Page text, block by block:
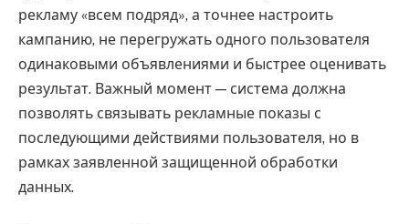
рекламу «всем подряд», а точнее настроить
кампанию, не перегружать одного пользователя
одинаковыми объявлениями и быстрее оценивать
результат. Важный момент — система должна
позволять связывать рекламные показы с
последующими действиями пользователя, но в
рамках заявленной защищенной обработки
данных.